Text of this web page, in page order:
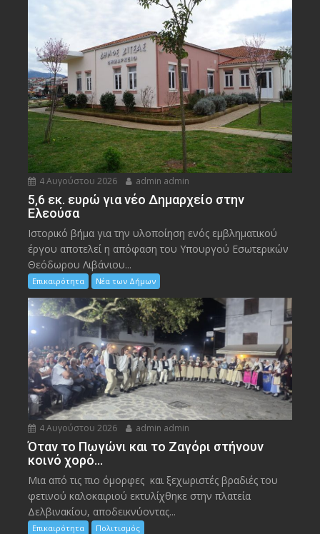
4 Αυγούστου 2026 admin admin
5,6 εκ. ευρώ για νέο Δημαρχείο στην
Ελεούσα
Ιστορικό βήμα για την υλοποίηση ενός εμβληματικού
έργου αποτελεί η απόφαση του Υπουργού Εσωτερικών
Θεόδωρου Λιβάνιου...
Επικαιρότητα Νέα των Δήμων
4 Αυγούστου 2026 admin admin
Όταν το Πωγώνι και το Ζαγόρι στήνουν
κοινό χορό…
Μια από τις πιο όμορφες και ξεχωριστές βραδιές του
φετινού καλοκαιριού εκτυλίχθηκε στην πλατεία
Δελβινακίου, αποδεικνύοντας...
Επικαιρότητα Πολιτισμός